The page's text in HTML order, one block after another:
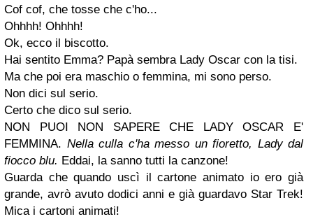
Cof cof, che tosse che c'ho...
Ohhhh! Ohhhh!
Ok, ecco il biscotto.
Hai sentito Emma? Papà sembra Lady Oscar con la tisi.
Ma che poi era maschio o femmina, mi sono perso.
Non dici sul serio.
Certo che dico sul serio.
NON PUOI NON SAPERE CHE LADY OSCAR E'
FEMMINA. Nella culla c'ha messo un fioretto, Lady dal
fiocco blu. Eddai, la sanno tutti la canzone!
Guarda che quando uscì il cartone animato io ero già
grande, avrò avuto dodici anni e già guardavo Star Trek!
Mica i cartoni animati!